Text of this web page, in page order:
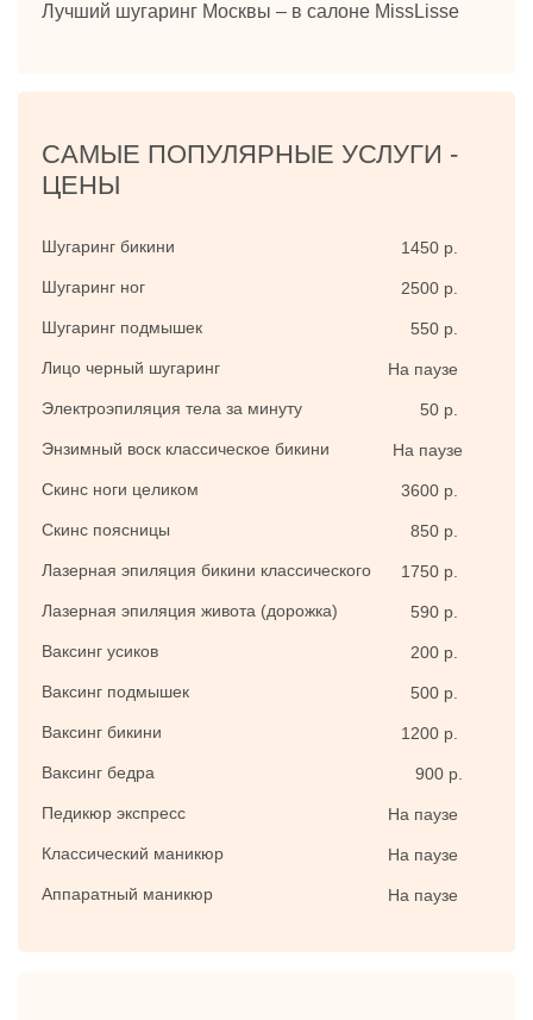
Лучший шугаринг Москвы – в салоне MissLisse
САМЫЕ ПОПУЛЯРНЫЕ УСЛУГИ -
ЦЕНЫ
Шугаринг бикини 1450 р.
Шугаринг ног 2500 р.
Шугаринг подмышек 550 р.
Лицо черный шугаринг На паузе
Электроэпиляция тела за минуту 50 р.
Энзимный воск классическое бикини На паузе
Скинс ноги целиком 3600 р.
Скинс поясницы 850 р.
Лазерная эпиляция бикини классического 1750 р.
Лазерная эпиляция живота (дорожка) 590 р.
Ваксинг усиков 200 р.
Ваксинг подмышек 500 р.
Ваксинг бикини 1200 р.
Ваксинг бедра 900 р.
Педикюр экспресс На паузе
Классический маникюр На паузе
Аппаратный маникюр На паузе